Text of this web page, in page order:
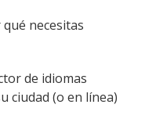
necesitas
de idiomas
ciudad (o en línea)